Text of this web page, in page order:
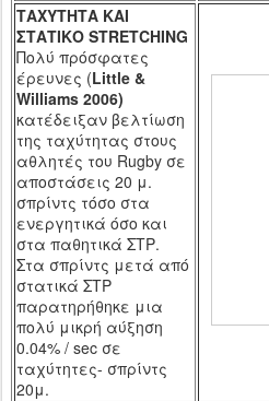
ΤΑΧΥΤΗΤΑ ΚΑΙ
ΣΤΑΤΙΚΟ STRETCHING
Πολύ πρόσφατες
έρευνες (Little &
Williams 2006)
κατέδειξαν βελτίωση
της ταχύτητας στους
αθλητές του Rugby σε
αποστάσεις 20 μ.
σπρίντς τόσο στα
ενεργητικά όσο και
στα παθητικά ΣΤΡ.
Στα σπρίντς μετά από
στατικά ΣΤΡ
παρατηρήθηκε μια
πολύ μικρή αύξηση
0.04% / sec σε
ταχύτητες- σπρίντς
20μ.